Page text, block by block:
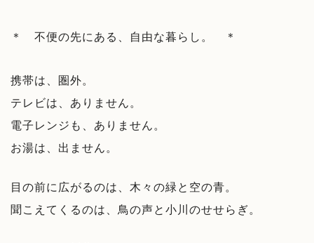
＊ 不便の先にある、自由な暮らし。 ＊
携帯は、圏外。
テレビは、ありません。
電子レンジも、ありません。
お湯は、出ません。
目の前に広がるのは、木々の緑と空の青。
聞こえてくるのは、鳥の声と小川のせせらぎ。